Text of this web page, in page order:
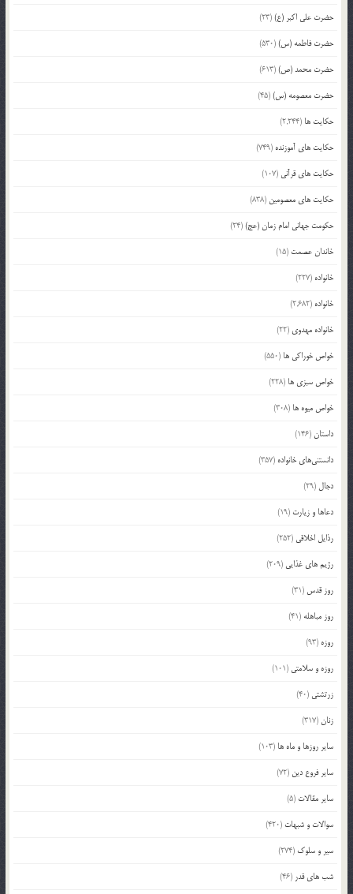
حضرت علی اکبر (ع)(23)
حضرت فاطمه (س)(530)
حضرت محمد (ص)(613)
حضرت معصومه (س)(45)
حکایت ها (2,244)
حکایت های آموزنده (749)
حکایت های قرآنی (107)
حکایت های معصومین (838)
حکومت جهانی امام زمان (عج)(24)
خاندان عصمت (15)
خانواده (227)
خانواده (2,682)
خانواده مهدوی (22)
خواص خوراکی ها (550)
خواص سبزی ها (228)
خواص میوه ها (308)
داستان(146)
دانستنی‌های خانواده (357)
دجال (29)
دعاها و زیارت (19)
رذایل اخلاقی (252)
رژیم های غذایی (209)
روز قدس (31)
روز مباهله (41)
روزه (93)
روزه و سلامتی (101)
زرتشتی (40)
زنان(317)
سایر روزها و ماه ها (103)
سایر فروع دین (72)
سایر مقالات (5)
سوالات و شبهات (420)
سیر و سلوک (274)
شب های قدر (46)